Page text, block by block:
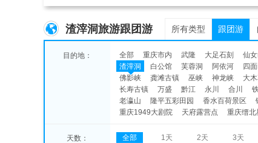
渣滓洞旅游跟团游 所有类型 跟团游
目的地： 全部 重庆市内 武隆 大足石刻 仙
渣滓洞
白公馆 芙蓉洞 阿依河 四
佛影峡
龚滩古镇 巫峡 神龙峡 大
长寿古镇
万盛 黔江 永川 合川
老瀛山
隆平五彩田园 香水百荷景区
重庆1949大剧院
天府露营点 重庆缙北
天数： 全部 1天 2天 3天